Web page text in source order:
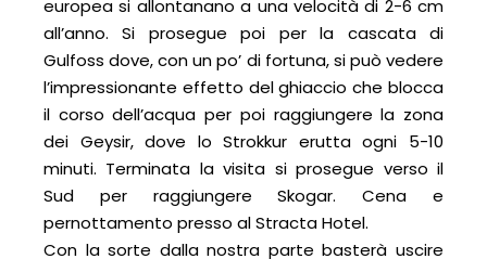
europea si allontanano a una velocità di 2-6 cm
all’anno. Si prosegue poi per la cascata di
Gulfoss dove, con un po’ di fortuna, si può vedere
l’impressionante effetto del ghiaccio che blocca
il corso dell’acqua per poi raggiungere la zona
dei Geysir, dove lo Strokkur erutta ogni 5-10
minuti. Terminata la visita si prosegue verso il
Sud per raggiungere Skogar. Cena e
pernottamento presso al Stracta Hotel.
Con la sorte dalla nostra parte basterà uscire